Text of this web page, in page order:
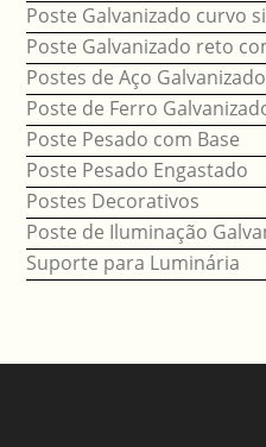
Poste Galvanizado curvo
Poste Galvanizado reto
Postes de Aço
Poste de Ferro
Poste Pesado com Base
Poste Pesado Engastado
Postes Decorativos
Poste de Iluminação
Suporte para Luminária